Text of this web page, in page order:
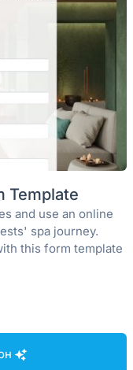
Template
and use an online
spa journey.
this form template